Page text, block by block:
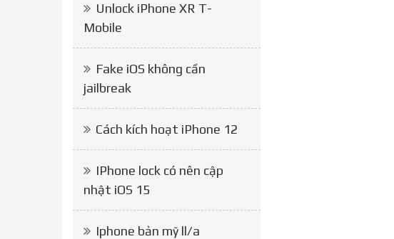
Unlock iPhone XR T-
Mobile
Fake iOS không cần
jailbreak
Cách kích hoạt iPhone 12
IPhone lock có nên cập
nhật iOS 15
Iphone bản mỹ ll/a